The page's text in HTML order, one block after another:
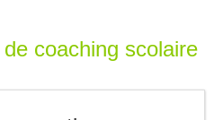
coaching scolaire